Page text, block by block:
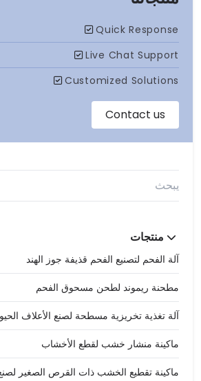
منتجات
آلة الفحم لتصنيع الفحم قذيفة جوز الهند
مطحنة ريموند لطحن مسحوق الفحم
آلة تغذية تخريزية مسطحة لصنع الأعلاف
ماكينة منشار خشب لقطع الأخشاب
ماكينة تقطيع الخشب ذات القرص الصغير